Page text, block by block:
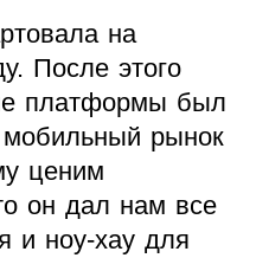
на
После этого
платформы был
рынок
ценим
он дал нам все
и ноу-хау для